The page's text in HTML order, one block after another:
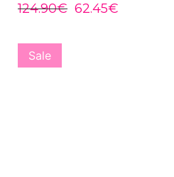
124.90€ 62.45€
Sale